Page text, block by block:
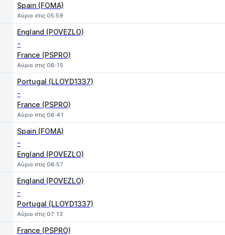
Spain (FOMA)
Αύριο στις 05:59
England (POVEZLO)
-
France (PSPRO)
Αύριο στις 06:15
Portugal (LLOYD1337)
-
France (PSPRO)
Αύριο στις 06:41
Spain (FOMA)
-
England (POVEZLO)
Αύριο στις 06:57
England (POVEZLO)
-
Portugal (LLOYD1337)
Αύριο στις 07:13
France (PSPRO)